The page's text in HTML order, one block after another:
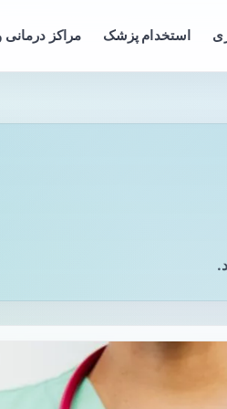
استخدام پزشک مراکز درمانی